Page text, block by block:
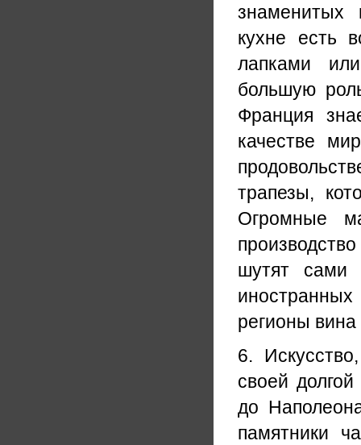
знаменитых
кухне есть
лапками
большую
Франция
качестве
трапезы,
Огромные
шутят сами
регионы
6.
своей
до
памятники